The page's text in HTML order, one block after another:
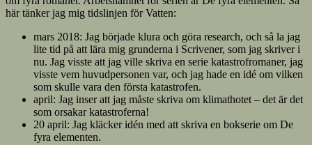
här tänker jag mig tidslinjen för Vatten:
mars 2018: Jag började klura och göra research, och så la jag
lite tid på att lära mig grunderna i Scrivener, som jag skriver i
nu. Jag visste att jag ville skriva en serie katastrofromaner, jag
visste vem huvudpersonen var, och jag hade en idé om vilken
som skulle vara den första katastrofen.
april: Jag inser att jag måste skriva om klimathotet – det är det
som orsakar katastroferna!
20 april: Jag kläcker idén med att skriva en bokserie om De
fyra elementen.